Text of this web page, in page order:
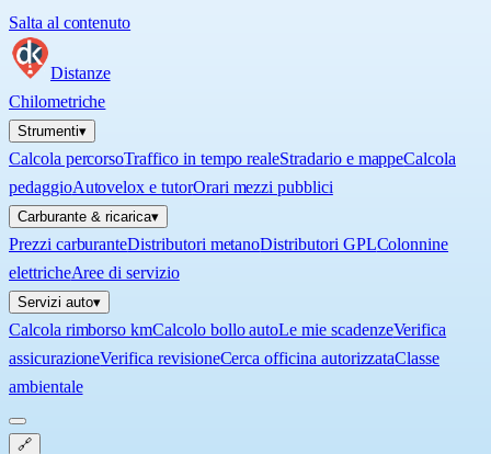
Salta al contenuto
Distanze
Chilometriche
Strumenti▾
Calcola percorsoTraffico in tempo realeStradario e mappeCalcola
pedaggioAutovelox e tutorOrari mezzi pubblici
Carburante & ricarica▾
Prezzi carburanteDistributori metanoDistributori GPLColonnine
elettricheAree di servizio
Servizi auto▾
Calcola rimborso kmCalcolo bollo autoLe mie scadenzeVerifica
assicurazioneVerifica revisioneCerca officina autorizzataClasse
ambientale
🔗